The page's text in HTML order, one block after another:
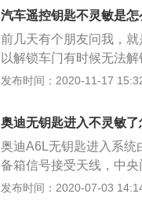
进行检测。 4、车辆天线
车身控制模块无法识别
是前往专业的维修机构
的位置上进行应急点火。
端天线接收到信号，经
作。从工作原理我们可
在干扰源，干扰汽车钥
所有后加装设备全部拆
号也会导致出现失灵。解
机构进行检测。 4、车辆
号或车身控制模块无法
法就是前往专业的维修
符号的位置上进行应急点
汽车遥控钥匙不灵敏是怎
前几天有个朋友问我，
以解锁车门有时候无法
下汽车钥匙不灵敏是什
端天线接收到信号，经
作。从工作原理我们可
在干扰源，干扰汽车钥
所有后加装设备全部拆
号也会导致出现失灵。解
发布时间：2020-11-17
奥迪无钥匙进入不灵敏了
奥迪A6L无钥匙进入系统
备箱信号接受天线，中
个系统元件出现问题的
发布时间：2020-07-03